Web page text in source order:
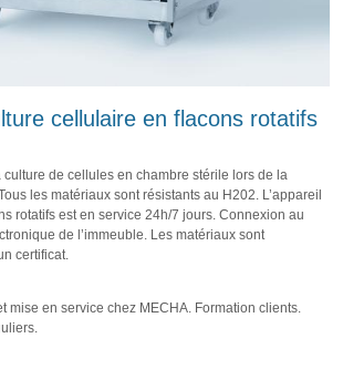
cellulaire en flacons rotatifs
de cellules en chambre stérile lors de la
les matériaux sont résistants au H202. L’appareil
rotatifs est en service 24h/7 jours. Connexion au
de l’immeuble. Les matériaux sont
certificat.
mise en service chez MECHA. Formation clients.